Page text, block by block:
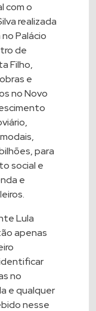
com o
realizada
Palácio
de
Filho,
e
no Novo
para
social e
e
Lula
apenas
no
e qualquer
nesse